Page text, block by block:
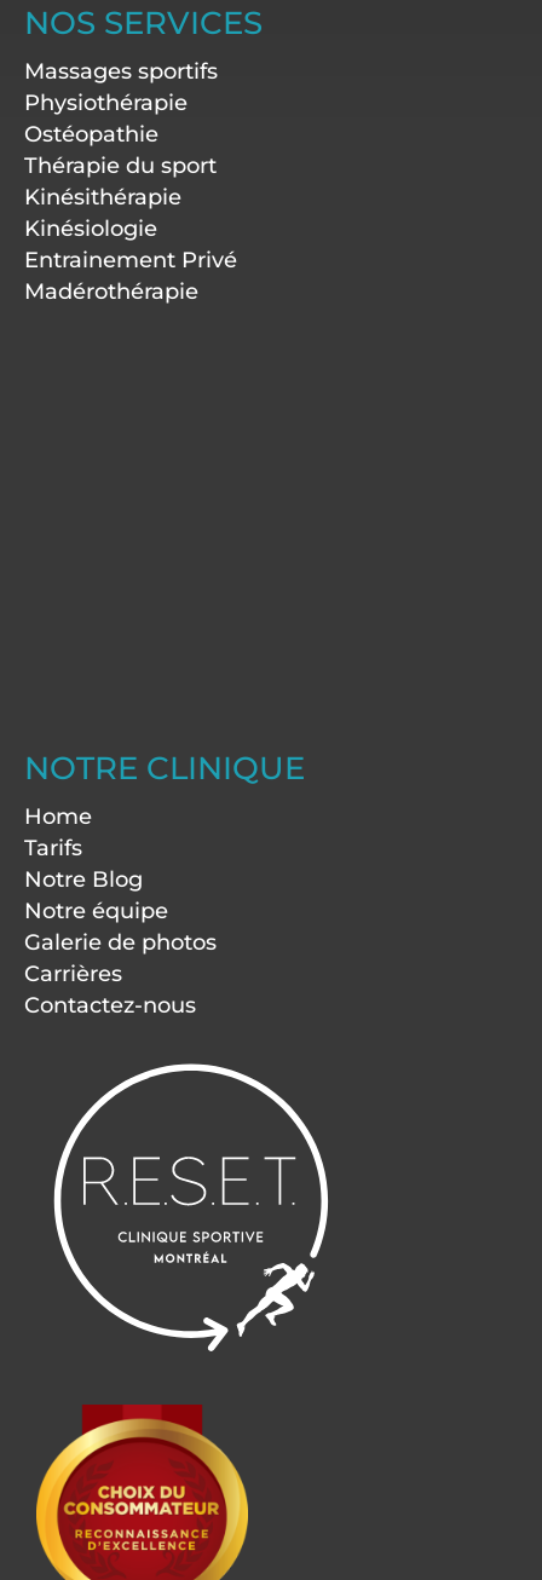
a
g
r
a
m
e
d
n
b
o
k
-
f
u
b
e
NOS SERVICES
Massages sportifs
Physiothérapie
Ostéopathie
Thérapie du sport
Kinésithérapie
Kinésiologie
Entrainement Privé
Madérothérapie
NOTRE CLINIQUE
Home
Tarifs
Notre Blog
Notre équipe
Galerie de photos
Carrières
Contactez-nous